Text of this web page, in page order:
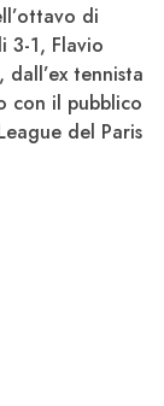
di
3-1, Flavio
tennista
con il pubblico
del Paris